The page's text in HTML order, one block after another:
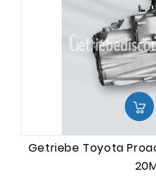
Getriebe Toyota